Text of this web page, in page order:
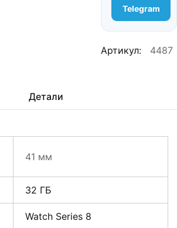
Telegram
Артикул: 4487
Детали
41 мм
32 ГБ
Watch Series 8